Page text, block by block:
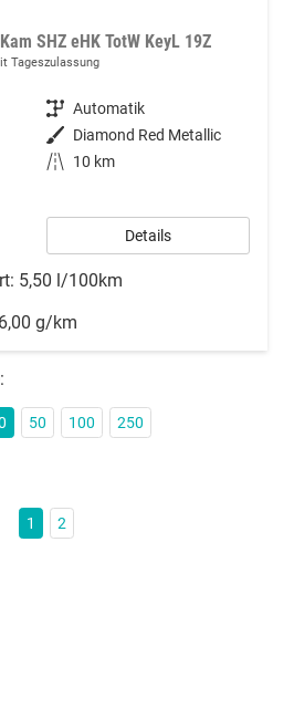
SHZ eHK TotW KeyL 19Z
Tageszulassung
Getriebe Automatik
Außenfarbe Diamond Red Metallic
Kilometerstand
10 km
Details
5,50 l/100km
g/km
50 100 250
1 2